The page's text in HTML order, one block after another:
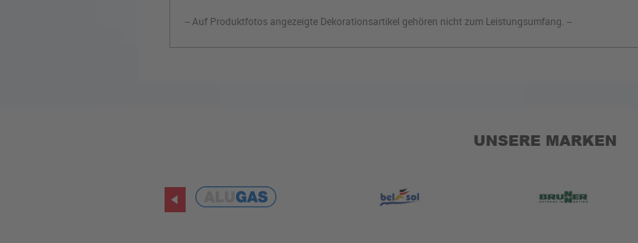
-- Auf Produktfotos angezeigte Dekorationsartikel gehören nicht zum Leistungsumfang. --
UNSERE MARKEN